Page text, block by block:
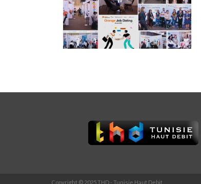
Copyright © 2025 THD - Tunisie Haut Debit.